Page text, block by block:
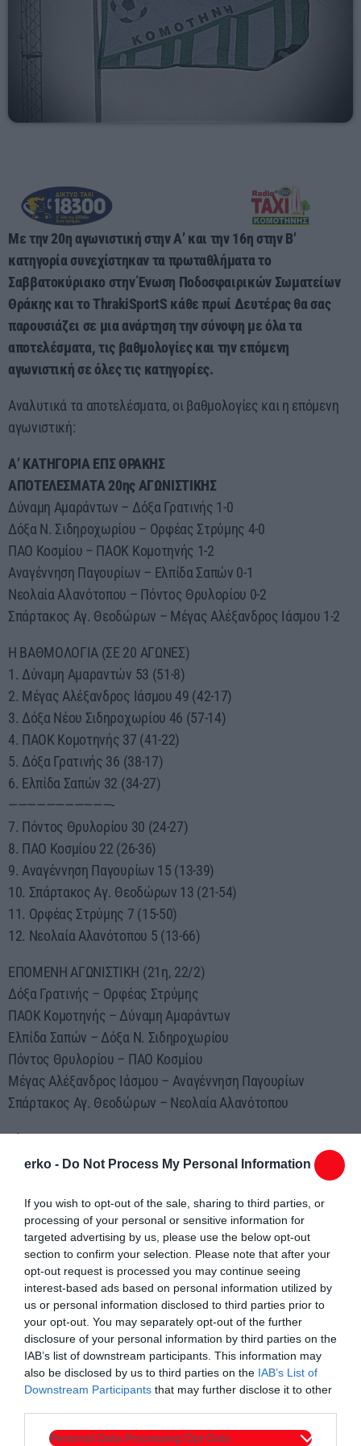
erko - Do Not Process My Personal Information
If you wish to opt-out of the sale, sharing to third parties, or
processing of your personal or sensitive information for
targeted advertising by us, please use the below opt-out
section to confirm your selection. Please note that after your
opt-out request is processed you may continue seeing
interest-based ads based on personal information utilized by
us or personal information disclosed to third parties prior to
your opt-out. You may separately opt-out of the further
disclosure of your personal information by third parties on the
IAB’s list of downstream participants. This information may
also be disclosed by us to third parties on the IAB’s List of
Downstream Participants that may further disclose it to other
Personal Data Processing Opt Outs
00:00 - 03:00
Με την 20η αγωνιστική στην Α’ και την 16η στην Β’
κατηγορία συνεχίστηκαν τα πρωταθλήματα το
Σαββατοκύριακο στην Ένωση Ποδοσφαιρικών Σωματείων
Θράκης και το ThrakiSportS κάθε πρωί Δευτέρας θα σας
παρουσιάζει σε μια ανάρτηση την σύνοψη με όλα τα
αποτελέσματα, τις βαθμολογίες και την επόμενη
αγωνιστική σε όλες τις κατηγορίες.
Αναλυτικά τα αποτελέσματα, οι βαθμολογίες και η επόμενη
αγωνιστική:
Α’ ΚΑΤΗΓΟΡΙΑ ΕΠΣ ΘΡΑΚΗΣ
ΑΠΟΤΕΛΕΣΜΑΤΑ 20ης ΑΓΩΝΙΣΤΙΚΗΣ
Δύναμη Αμαράντων – Δόξα Γρατινής 1-0
Δόξα Ν. Σιδηροχωρίου – Ορφέας Στρύμης 4-0
ΠΑΟ Κοσμίου – ΠΑΟΚ Κομοτηνής 1-2
Αναγέννηση Παγουρίων – Ελπίδα Σαπών 0-1
Νεολαία Αλανότοπου – Πόντος Θρυλορίου 0-2
Σπάρτακος Αγ. Θεοδώρων – Μέγας Αλέξανδρος Ιάσμου 1-2
Η ΒΑΘΜΟΛΟΓΙΑ (ΣΕ 20 ΑΓΩΝΕΣ)
1. Δύναμη Αμαραντών 53 (51-8)
2. Μέγας Αλέξανδρος Ιάσμου 49 (42-17)
3. Δόξα Νέου Σιδηροχωρίου 46 (57-14)
4. ΠΑΟΚ Κομοτηνής 37 (41-22)
5. Δόξα Γρατινής 36 (38-17)
6. Ελπίδα Σαπών 32 (34-27)
———————————-
7. Πόντος Θρυλορίου 30 (24-27)
8. ΠΑΟ Κοσμίου 22 (26-36)
9. Αναγέννηση Παγουρίων 15 (13-39)
10. Σπάρτακος Αγ. Θεοδώρων 13 (21-54)
11. Ορφέας Στρύμης 7 (15-50)
12. Νεολαία Αλανότοπου 5 (13-66)
ΕΠΟΜΕΝΗ ΑΓΩΝΙΣΤΙΚΗ (21η, 22/2)
Δόξα Γρατινής – Ορφέας Στρύμης
ΠΑΟΚ Κομοτηνής – Δύναμη Αμαράντων
Ελπίδα Σαπών – Δόξα Ν. Σιδηροχωρίου
Πόντος Θρυλορίου – ΠΑΟ Κοσμίου
Μέγας Αλέξανδρος Ιάσμου – Αναγέννηση Παγουρίων
Σπάρτακος Αγ. Θεοδώρων – Νεολαία Αλανότοπου
Β’ ΚΑΤΗΓΟΡΙΑ ΕΠΣ ΘΡΑΚΗΣ
ΑΠΟΤΕΛΕΣΜΑΤΑ 16ης ΑΓΩΝΙΣΤΙΚΗΣ
Ηρακλής Ν. Καλλίστης – Πόντος Κομοτηνής 5-1
Κομψάτος Πολυάνθου – ΑΟ Φαναρίου 1-2
ΑΠΣ Φιλία Κομοτηνής – Πανθρακικός Β’ 2-0
Ρεπό: Ατσάλι Αρχοντικών
Η ΒΑΘΜΟΛΟΓΙΑ (ΣΕ 16 ΑΓΩΝΕΣ)
1. ΑΠΣ Φιλία Κομοτηνής 31 (43-20)*
2. ΑΟ Φαναρίου 31 (43-19)
3. Ηρακλής Ν. Καλλίστης 27 (31-24)*
4. Ατσάλι Αρχοντικών 25 (27-23)*
5. Αετός Μίσχου 25 (40-29)*
6. ΠΑΟΚ Κομοτηνής Β’ 18 (24-32)*